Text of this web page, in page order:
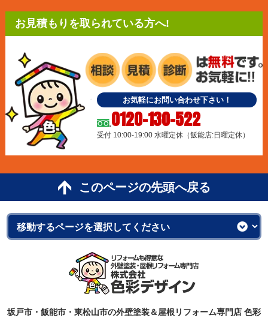
お見積もりを取られている方へ!
お気軽にお問い合わせ下さい！
0120-130-522
受付 10:00-19:00 水曜定休（飯能店:日曜定休）
このページの先頭へ戻る
坂戸市・飯能市・東松山市の外壁塗装＆屋根リフォーム専門店 色彩